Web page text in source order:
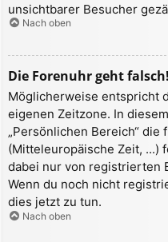
unsichtbarer Besucher
Nach oben
Die Forenuhr geht falsch!
Möglicherweise entspricht
eigenen Zeitzone. In
„Persönlichen Bereich“
(Mitteleuropäische Zeit, ...)
dabei nur von registrierten
Wenn du noch nicht
dies jetzt zu tun.
Nach oben